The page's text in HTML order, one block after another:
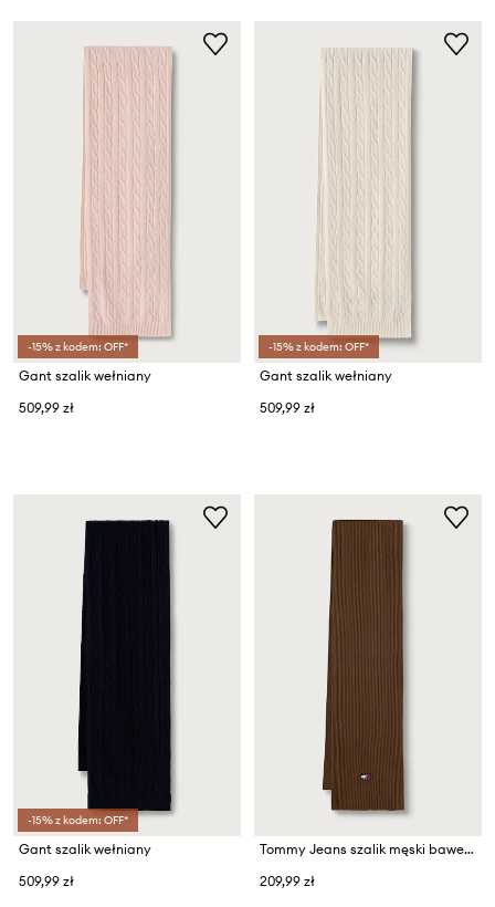
-15% z kodem: OFF*
Gant szalik wełniany
509,99 zł
-15% z kodem: OFF*
Gant szalik wełniany
509,99 zł
-15% z kodem: OFF*
Gant szalik wełniany
509,99 zł
Tommy Jeans szalik męski bawełniany
209,99 zł